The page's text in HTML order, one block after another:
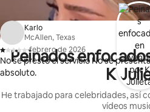
Peinados
K
He trabajado para celebridades, así
vídeos
Karlo
McAllen, Texas
,
·febrero de 2026
No se prestó el servicio No se presentaron en
absoluto.